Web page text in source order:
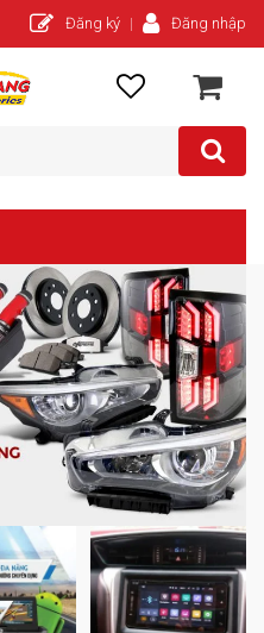
Đăng ký Đăng nhập